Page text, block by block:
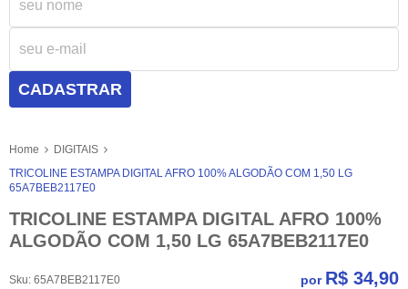
CADASTRAR
Home
DIGITAIS
TRICOLINE ESTAMPA DIGITAL AFRO 100% ALGODÃO COM 1,50 LG
65A7BEB2117E0
TRICOLINE ESTAMPA DIGITAL AFRO 100%
ALGODÃO COM 1,50 LG 65A7BEB2117E0
Sku: 65A7BEB2117E0
por R$ 34,90